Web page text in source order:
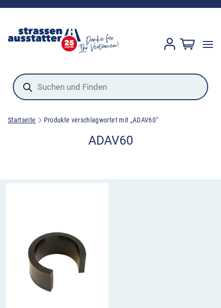
Products
search
Startseite Produkte verschlagwortet mit „ADAV60“
ADAV60